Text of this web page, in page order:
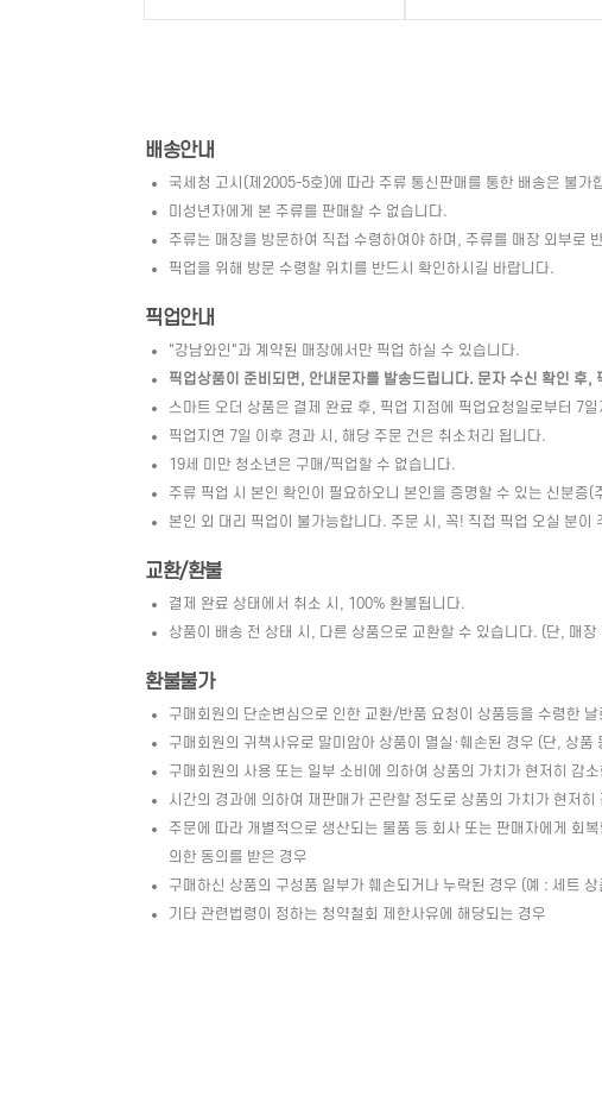
배송안내
국세청 고시(제2005-5호)에 따라 주류 통신판매를 통한 배송은 불가
미성년자에게 본 주류를 판매할 수 없습니다.
주류는 매장을 방문하여 직접 수령하여야 하며, 주류를 매장 외부로
픽업을 위해 방문 수령할 위치를 반드시 확인하시길 바랍니다.
픽업안내
"강남와인"과 계약된 매장에서만 픽업 하실 수 있습니다.
픽업상품이 준비되면, 안내문자를 발송드립니다. 문자 수신 확인 후,
스마트 오더 상품은 결제 완료 후, 픽업 지점에 픽업요청일로부터 7
픽업지연 7일 이후 경과 시, 해당 주문 건은 취소처리 됩니다.
19세 미만 청소년은 구매/픽업할 수 없습니다.
주류 픽업 시 본인 확인이 필요하오니 본인을 증명할 수 있는 신분
본인 외 대리 픽업이 불가능합니다. 주문 시, 꼭! 직접 픽업 오실 분이
교환/환불
결제 완료 상태에서 취소 시, 100% 환불됩니다.
상품이 배송 전 상태 시, 다른 상품으로 교환할 수 있습니다. (단, 매장
환불불가
구매회원의 단순변심으로 인한 교환/반품 요청이 상품등을 수령한
구매회원의 귀책사유로 말미암아 상품이 멸실·훼손된 경우 (단, 상
구매회원의 사용 또는 일부 소비에 의하여 상품의 가치가 현저히 감소
시간의 경과에 의하여 재판매가 곤란할 정도로 상품의 가치가 현저히
주문에 따라 개별적으로 생산되는 물품 등 회사 또는 판매자에게 회
의한 동의를 받은 경우
구매하신 상품의 구성품 일부가 훼손되거나 누락된 경우 (예 : 세트
기타 관련법령이 정하는 청약철회 제한사유에 해당되는 경우